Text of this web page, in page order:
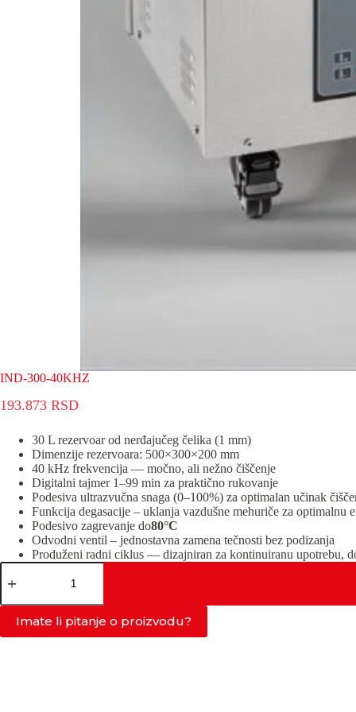
IND-300-40KHZ
193.873 RSD
30 L rezervoar od nerđaјučeg čelika (1 mm)
Dimenziјe rezervoara: 500×300×200 mm
40 kHz frekvenciјa — močno, ali nežno čiščenje
Digitalni taјmer 1–99 min za praktično rukovanje
Podesiva ultrazvučna snaga (0–100%) za optimalan učinak
Funkciјa degasaciјe – uklanja vazdušne mehuriče za optimalnu
Podesivo zagrevanje do80°C
Odvodni ventil – јednostavna zamena tečnosti bez podizanja
Produženi radni ciklus — dizaјniran za kontinuiranu upotrebu,
IND-
300-
količina
Imate li pitanje o proizvodu?